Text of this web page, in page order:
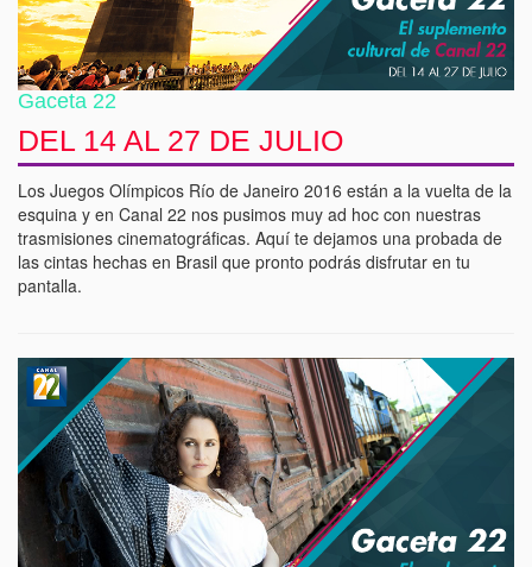
Gaceta 22
DEL 14 AL 27 DE JULIO
Los Juegos Olímpicos Río de Janeiro 2016 están a la vuelta de la
esquina y en Canal 22 nos pusimos muy ad hoc con nuestras
trasmisiones cinematográficas. Aquí te dejamos una probada de
las cintas hechas en Brasil que pronto podrás disfrutar en tu
pantalla.